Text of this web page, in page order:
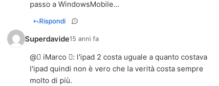
passo a WindowsMobile...
Rispondi
Superdavide15 anni fa
@ iMarco : l'ipad 2 costa uguale a quanto costava
l'ipad quindi non è vero che la verità costa sempre
molto di più.